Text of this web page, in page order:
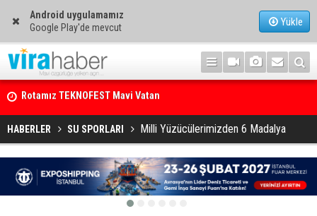
Android uygulamamız
Google Play'de mevcut
Yükle
Net Kârını Yüzde 38 Artışla 46.5 Milyon Dolar’a Yükseltti
HABERLER SU SPORLARI Milli Yüzücülerimizden 6 Madalya